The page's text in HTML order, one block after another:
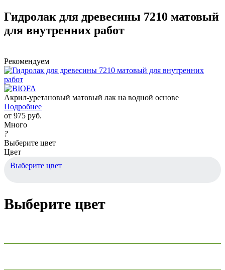
Гидролак для древесины 7210 матовый
для внутренних работ
Рекомендуем
Акрил-уретановый матовый лак на водной основе
Подробнее
от 975 руб.
Много
?
Выберите цвет
Цвет
Выберите цвет
Выберите цвет